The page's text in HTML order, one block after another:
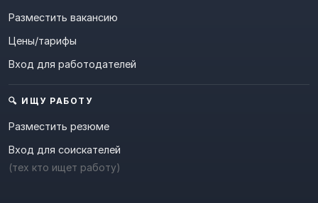
Разместить вакансию
Цены/тарифы
Вход для работодателей
🔍 ИЩУ РАБОТУ
Разместить резюме
Вход для соискателей
(тех кто ищет работу)